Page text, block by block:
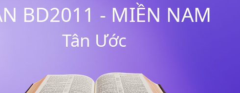
BD2011 - MIỀN NAM
Tân Ước